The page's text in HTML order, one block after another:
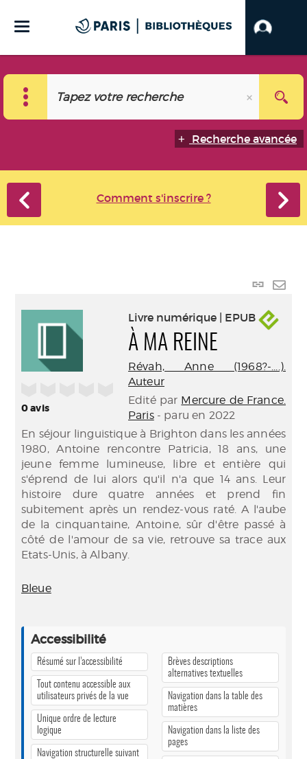
Recherche avancée
Comment s'inscrire ?
Lien
0avis
Livre numérique | EPUB
À MA REINE
Révah, Anne (1968?-....).
Auteur
Edité par Mercure de France.
Paris- paru en 2022
En séjour linguistique à Brighton dans les années
1980, Antoine rencontre Patricia, 18 ans, une
jeune femme lumineuse, libre et entière qui
s'éprend de lui alors qu'il n'a que 14 ans. Leur
histoire dure quatre années et prend fin
subitement après un rendez-vous raté. A l'aube
de la cinquantaine, Antoine, sûr d'être passé à
côté de l'amour de sa vie, retrouve sa trace aux
Etats-Unis, à Albany.
Bleue
Accessibilité
Résumé sur l’accessibilité
Tout contenu accessible aux
utilisateurs privés de la vue
Unique ordre de lecture
logique
Navigation structurelle suivant
Brèves descriptions
alternatives textuelles
Navigation dans la table des
matières
Navigation dans la liste des
pages